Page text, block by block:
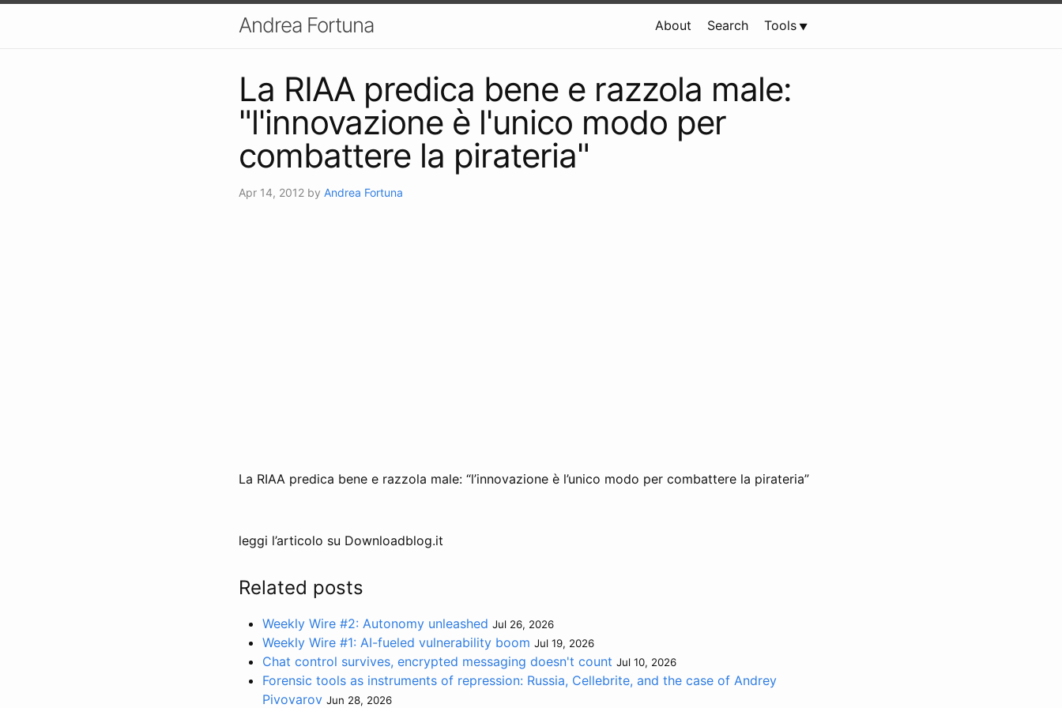
Andrea Fortuna About Search Tools
La RIAA predica bene e razzola male:
"l'innovazione è l'unico modo per
combattere la pirateria"
Apr 14, 2012 by Andrea Fortuna
La RIAA predica bene e razzola male: “l’innovazione è l’unico modo per combattere la pirateria”
leggi l’articolo su Downloadblog.it
Related posts
Weekly Wire #2: Autonomy unleashed Jul 26, 2026
Weekly Wire #1: AI-fueled vulnerability boom Jul 19, 2026
Chat control survives, encrypted messaging doesn't count Jul 10, 2026
Forensic tools as instruments of repression: Russia, Cellebrite, and the case of Andrey
Pivovarov Jun 28, 2026